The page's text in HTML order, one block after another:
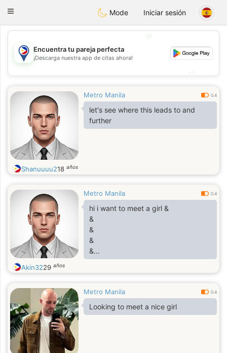
Philippines Chat
Toggle
Mode Iniciar sesión
💖
💕
Encuentra tu pareja perfecta
¡Descarga nuestra app de citas ahora!
Metro Manila 0.4
let's see where this leads to and
further
Shanuuuu218 años
Metro Manila 0.4
hi i want to meet a girl &
&
&
&
&
&
&
&
&
&
Akin3229 años
Metro Manila 0.4
Looking to meet a nice girl